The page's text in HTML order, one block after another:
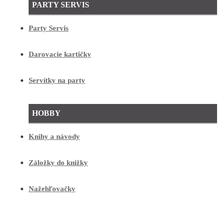
PARTY SERVIS
Party Servis
Darovacie kartičky
Servítky na party
HOBBY
Knihy a návody
Záložky do knižky
Nažehľovačky